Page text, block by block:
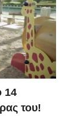
14
του!